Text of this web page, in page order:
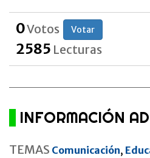
0Votos Votar
2585 Lecturas
INFORMACIÓN
TEMAS Comunicación,